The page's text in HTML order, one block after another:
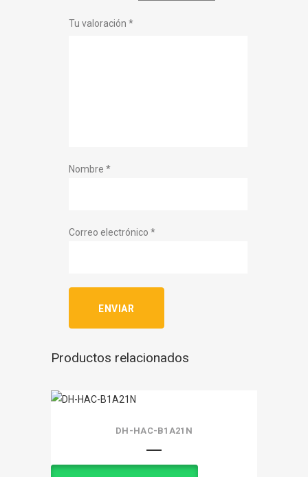
Tu valoración *
Nombre *
Correo electrónico *
Productos relacionados
DH-HAC-B1A21N